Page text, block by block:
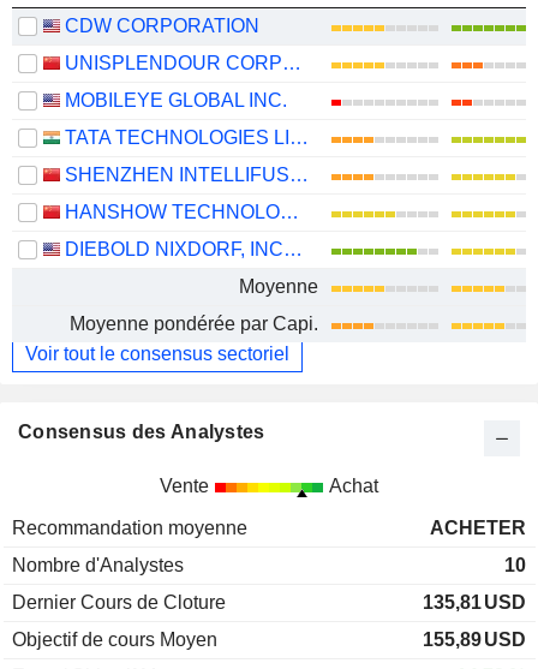
CDW CORPORATION
UNISPLENDOUR CORPORATION LIMITED
MOBILEYE GLOBAL INC.
TATA TECHNOLOGIES LIMITED
SHENZHEN INTELLIFUSION TECHNOLOGIES CO., LTD.
HANSHOW TECHNOLOGY CO., LTD.
DIEBOLD NIXDORF, INCORPORATED
Moyenne
Moyenne pondérée par Capi.
Voir tout le consensus sectoriel
Consensus des Analystes
Vente Achat
Recommandation moyenne
ACHETER
Nombre d'Analystes
10
Dernier Cours de Cloture
135,81USD
Objectif de cours Moyen
155,89USD